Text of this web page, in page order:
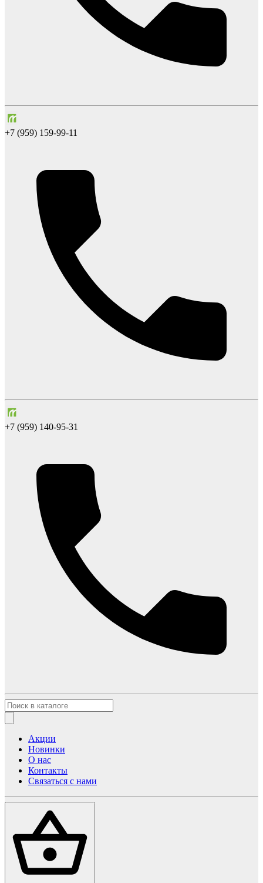
+7 (959) 159-99-11
+7 (959) 140-95-31
Акции
Новинки
О нас
Контакты
Связаться с нами